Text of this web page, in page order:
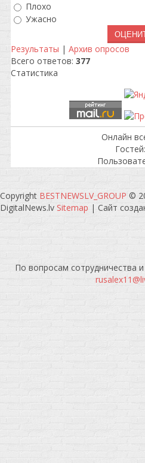
Плохо
Ужасно
Результаты | Архив опросов
Всего ответов: 377
Статистика
Онлайн
Гостей:
Copyright BESTNEWSLV_GROUP ©
DigitalNews.lv Sitemap | Сайт
По вопросам сотрудничества